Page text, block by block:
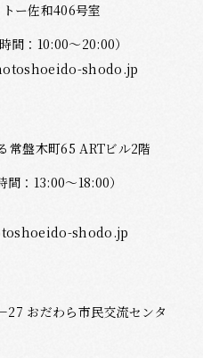
ー佐和406号室
時間：10:00～20:00）
shodo.jp
常盤木町65 ARTビル2階
間：13:00～18:00）
shodo.jp
27 おだわら市民交流センタ